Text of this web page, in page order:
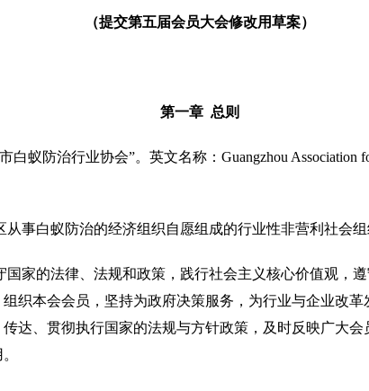
（提交第五届会员大会修改用草案）
第一章 总则
白蚁防治行业协会”。英文名称：Guangzhou Association
事白蚁防治的经济组织自愿组成的行业性非营利社会组
国家的法律、法规和政策，践行社会主义核心价值观，
织本会会员，坚持为政府决策服务，为行业与企业改革
达、贯彻执行国家的法规与方针政策，及时反映广大